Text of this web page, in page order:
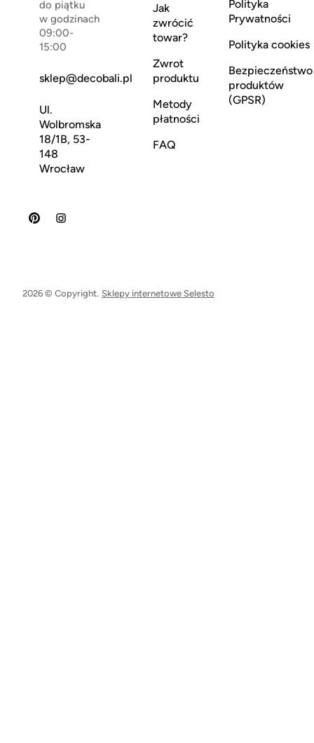
do piątku
w godzinach
09:00-
15:00
sklep@decobali.pl
Ul.
Wolbromska
18/1B, 53-
148
Wrocław
Jak
zwrócić
towar?
Zwrot
produktu
Metody
płatności
FAQ
Polityka
Prywatności
Polityka cookies
Bezpieczeństwo
produktów
(GPSR)
2026 © Copyright. Sklepy internetowe Selesto